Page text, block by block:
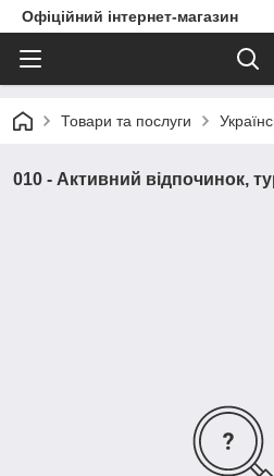
Офіційний інтернет-магазин
Товари та послуги
010 - Активний відпочинок,